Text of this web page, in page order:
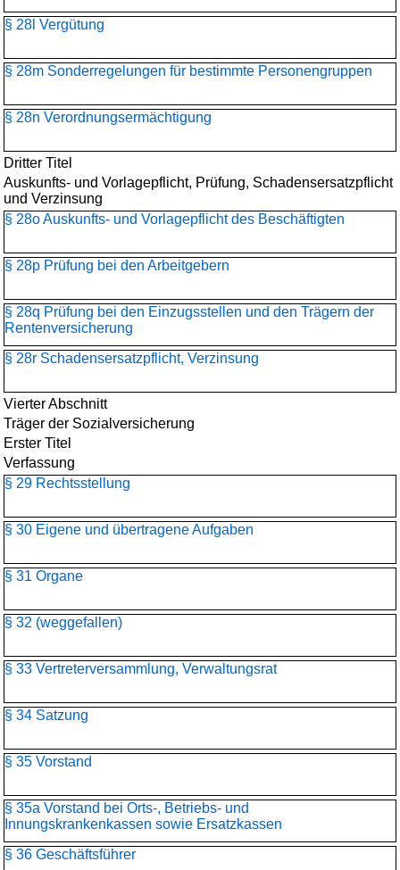
§ 28l Vergütung
§ 28m Sonderregelungen für bestimmte Personengruppen
§ 28n Verordnungsermächtigung
Dritter Titel
Auskunfts- und Vorlagepflicht, Prüfung, Schadensersatzpflicht
und Verzinsung
§ 28o Auskunfts- und Vorlagepflicht des Beschäftigten
§ 28p Prüfung bei den Arbeitgebern
§ 28q Prüfung bei den Einzugsstellen und den Trägern der
Rentenversicherung
§ 28r Schadensersatzpflicht, Verzinsung
Vierter Abschnitt
Träger der Sozialversicherung
Erster Titel
Verfassung
§ 29 Rechtsstellung
§ 30 Eigene und übertragene Aufgaben
§ 31 Organe
§ 32 (weggefallen)
§ 33 Vertreterversammlung, Verwaltungsrat
§ 34 Satzung
§ 35 Vorstand
§ 35a Vorstand bei Orts-, Betriebs- und
Innungskrankenkassen sowie Ersatzkassen
§ 36 Geschäftsführer